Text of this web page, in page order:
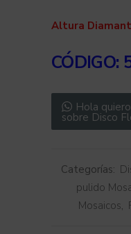
Altura
CÓDIGO:
Hola
sobre Disco
Categorías:
pulido
Mosaicos,